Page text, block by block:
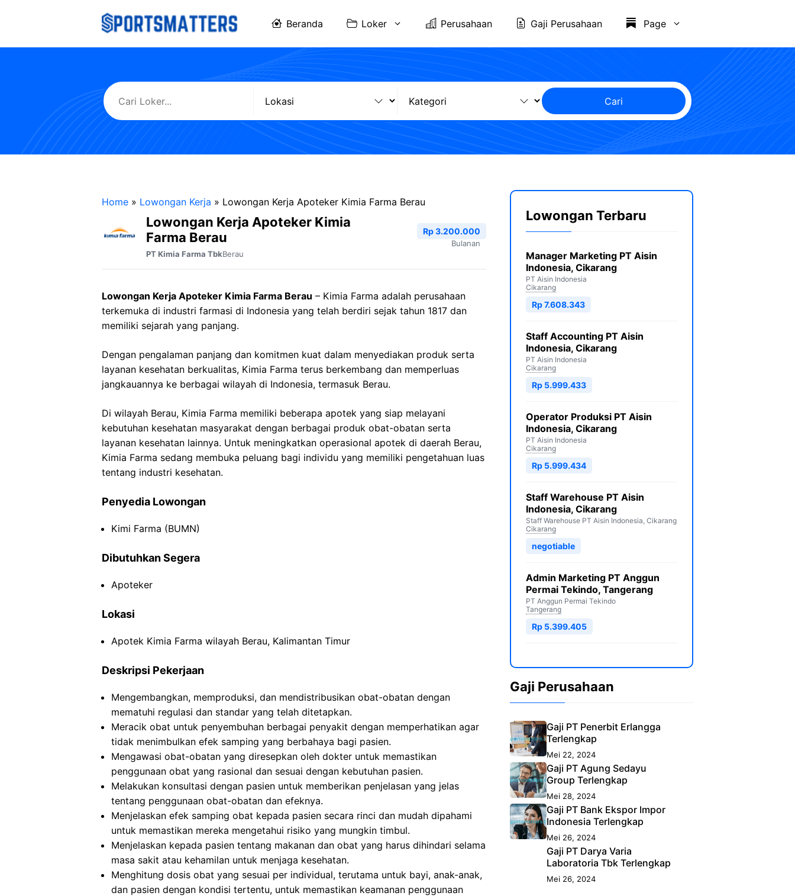
Beranda Loker Perusahaan Gaji Perusahaan Page
Cari
Home » Lowongan Kerja » Lowongan Kerja Apoteker Kimia Farma Berau
Lowongan Kerja Apoteker Kimia
Farma Berau
PT Kimia Farma TbkBerau
Rp 3.200.000
Bulanan
Lowongan Kerja Apoteker Kimia Farma Berau – Kimia Farma adalah perusahaan
terkemuka di industri farmasi di Indonesia yang telah berdiri sejak tahun 1817 dan
memiliki sejarah yang panjang.
Dengan pengalaman panjang dan komitmen kuat dalam menyediakan produk serta
layanan kesehatan berkualitas, Kimia Farma terus berkembang dan memperluas
jangkauannya ke berbagai wilayah di Indonesia, termasuk Berau.
Di wilayah Berau, Kimia Farma memiliki beberapa apotek yang siap melayani
kebutuhan kesehatan masyarakat dengan berbagai produk obat-obatan serta
layanan kesehatan lainnya. Untuk meningkatkan operasional apotek di daerah Berau,
Kimia Farma sedang membuka peluang bagi individu yang memiliki pengetahuan luas
tentang industri kesehatan.
Penyedia Lowongan
Kimi Farma (BUMN)
Dibutuhkan Segera
Apoteker
Lokasi
Apotek Kimia Farma wilayah Berau, Kalimantan Timur
Deskripsi Pekerjaan
Mengembangkan, memproduksi, dan mendistribusikan obat-obatan dengan
mematuhi regulasi dan standar yang telah ditetapkan.
Meracik obat untuk penyembuhan berbagai penyakit dengan memperhatikan agar
tidak menimbulkan efek samping yang berbahaya bagi pasien.
Mengawasi obat-obatan yang diresepkan oleh dokter untuk memastikan
penggunaan obat yang rasional dan sesuai dengan kebutuhan pasien.
Melakukan konsultasi dengan pasien untuk memberikan penjelasan yang jelas
tentang penggunaan obat-obatan dan efeknya.
Menjelaskan efek samping obat kepada pasien secara rinci dan mudah dipahami
untuk memastikan mereka mengetahui risiko yang mungkin timbul.
Menjelaskan kepada pasien tentang makanan dan obat yang harus dihindari selama
masa sakit atau kehamilan untuk menjaga kesehatan.
Menghitung dosis obat yang sesuai per individual, terutama untuk bayi, anak-anak,
dan pasien dengan kondisi tertentu, untuk memastikan keamanan penggunaan
Lowongan Terbaru
Manager Marketing PT Aisin
Indonesia, Cikarang
PT Aisin Indonesia
Cikarang
Rp 7.608.343
Staff Accounting PT Aisin
Indonesia, Cikarang
PT Aisin Indonesia
Cikarang
Rp 5.999.433
Operator Produksi PT Aisin
Indonesia, Cikarang
PT Aisin Indonesia
Cikarang
Rp 5.999.434
Staff Warehouse PT Aisin
Indonesia, Cikarang
Staff Warehouse PT Aisin Indonesia, Cikarang
Cikarang
negotiable
Admin Marketing PT Anggun
Permai Tekindo, Tangerang
PT Anggun Permai Tekindo
Tangerang
Rp 5.399.405
Gaji Perusahaan
Gaji PT Penerbit Erlangga
Terlengkap
Mei 22, 2024
Gaji PT Agung Sedayu
Group Terlengkap
Mei 28, 2024
Gaji PT Bank Ekspor Impor
Indonesia Terlengkap
Mei 26, 2024
Gaji PT Darya Varia
Laboratoria Tbk Terlengkap
Mei 26, 2024